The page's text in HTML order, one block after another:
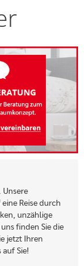
Unsere
Reise durch
unzählige
finden Sie die
jetzt Ihren
auf Sie!